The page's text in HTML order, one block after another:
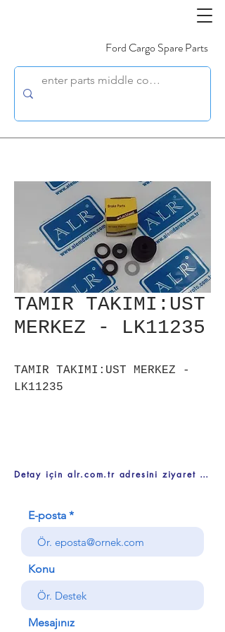
Ford Cargo Spare Parts
TAMIR TAKIMI:UST
MERKEZ - LK11235
TAMIR TAKIMI:UST MERKEZ -
LK11235
Detay için alr.com.tr adresini ziyaret ediniz
E-posta
Konu
Mesajınız